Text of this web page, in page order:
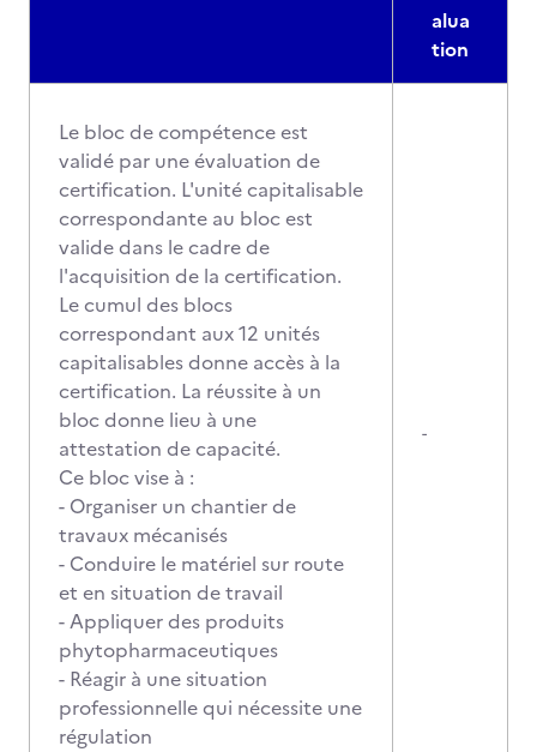
alua
tion
Le bloc de compétence est
validé par une évaluation de
certification. L'unité capitalisable
correspondante au bloc est
valide dans le cadre de
l'acquisition de la certification.
Le cumul des blocs
correspondant aux 12 unités
capitalisables donne accès à la
certification. La réussite à un
bloc donne lieu à une
attestation de capacité.
Ce bloc vise à :
- Organiser un chantier de
travaux mécanisés
- Conduire le matériel sur route
et en situation de travail
- Appliquer des produits
phytopharmaceutiques
- Réagir à une situation
professionnelle qui nécessite une
régulation
-